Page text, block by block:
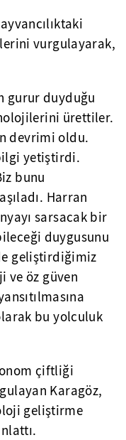
vurgulayarak,
gurur duyduğu
ürettiler.
devrimi oldu.
yetiştirdi.
bunu
Harran
sarsacak bir
duygusunu
geliştirdiğimiz
ve öz güven
bu yolculuk
çiftliği
Karagöz,
geliştirme